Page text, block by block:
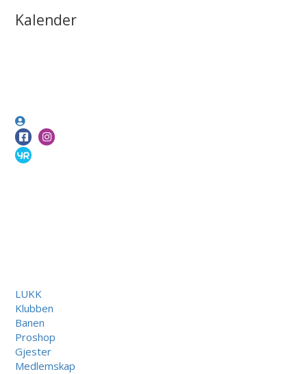
Kalender
LUKK
Klubben
Banen
Proshop
Gjester
Medlemskap